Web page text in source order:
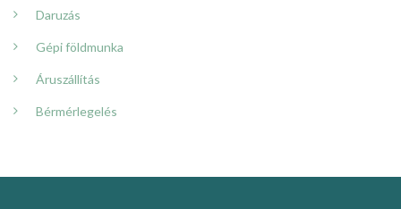
Daruzás
Gépi földmunka
Áruszállítás
Bérmérlegelés